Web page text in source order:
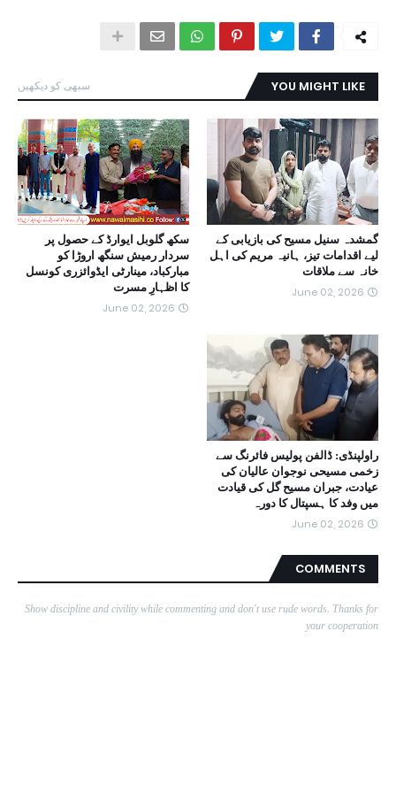
YOU MIGHT LIKE سبھی کو دیکھیں
گمشدہ سنیل مسیح کی بازیابی کے
لیے اقدامات تیز، ہانیہ مریم کی اہل
خانہ سے ملاقات
June 02, 2026
سکھ گلوبل ایوارڈ کے حصول پر
سردار رمیش سنگھ اروڑا کو
مبارکباد، مینارٹی ایڈوائزری کونسل
کا اظہارِ مسرت
June 02, 2026
راولپنڈی: ڈالفن پولیس فائرنگ سے
زخمی مسیحی نوجوان عالیان کی
عیادت، جبران مسیح گل کی قیادت
میں وفد کا ہسپتال کا دورہ
June 02, 2026
COMMENTS
Show discipline and civility while commenting and don't use rude words. Thanks for
your cooperation